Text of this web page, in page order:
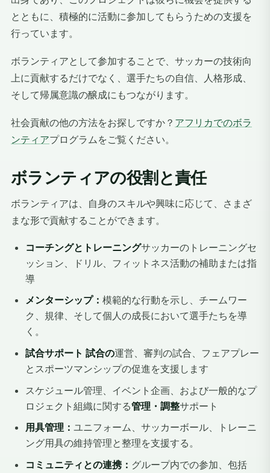
とともに、積極的に活動に参加してもらうための支援を
行っています。
ボランティアとして参加することで、サッカーの技術向
上に貢献するだけでなく、選手たちの自信、人格形成、
そして帰属意識の醸成にもつながります。
社会貢献の他の方法をお探しですか？ アフリカでのボラ
ンティアプログラムをご覧ください。
ボランティアの役割と責任
ボランティアは、自身のスキルや興味に応じて、さまざ
まな形で貢献することができます。
コーチングとトレーニングサッカーのトレーニングセ
ッション、ドリル、フィットネス活動の補助または指
導
メンターシップ： 模範的な行動を示し、チームワー
ク、規律、そして個人の成長において選手たちを導
く。
試合サポート 試合の運営、審判の試合、フェアプレー
とスポーツマンシップの促進を支援します
スケジュール管理、イベント企画、および一般的なプ
ロジェクト組織に関する管理・調整サポート
用具管理： ユニフォーム、サッカーボール、トレーニ
ング用具の維持管理と整理を支援する。
コミュニティとの連携： グループ内での参加、包括